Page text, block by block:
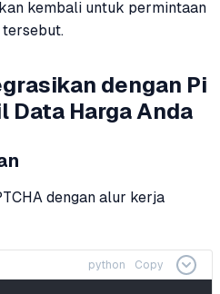
kembali untuk permintaan
dengan Pi
Data Harga Anda
dengan alur kerja
python Copy